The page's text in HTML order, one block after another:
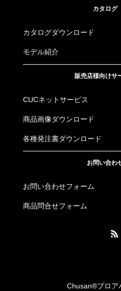
カタログ
カタログダウンロード
モデル紹介
販売店様向けサ
CUCネットサービス
商品画像ダウンロード
各種発注書ダウンロード
お問い合わ
お問い合わせフォーム
商品問合せフォーム
Chusan®︎プロア